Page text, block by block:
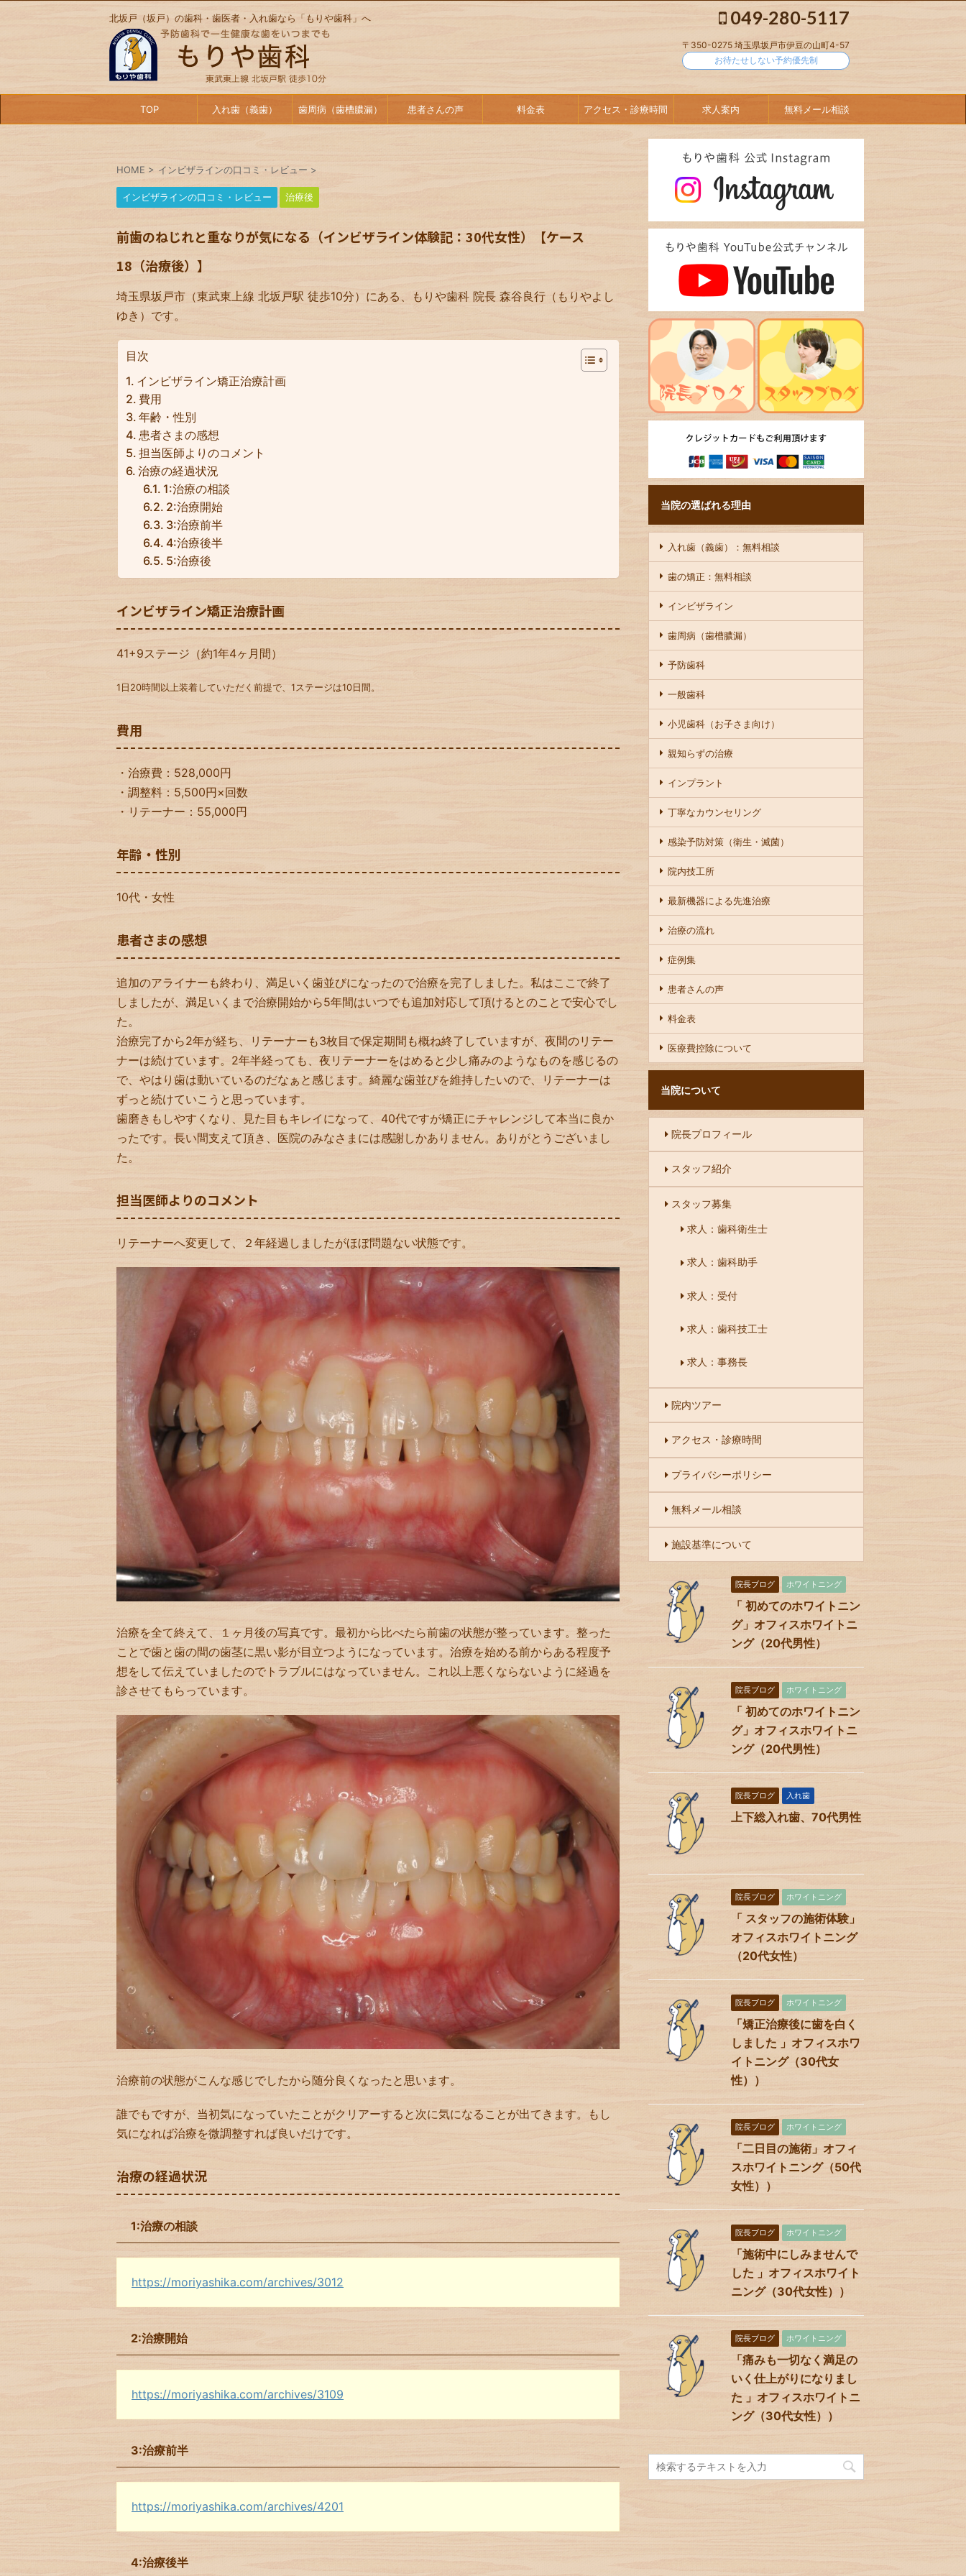
北坂戸（坂戸）の歯科・歯医者・入れ歯なら「もりや歯科」へ 049-280-5117
〒350-0275 埼玉県坂戸市伊豆の山町4-57
お待たせしない予約優先制
TOP 入れ歯（義歯） 歯周病（歯槽膿漏） 患者さんの声 料金表 アクセス・診療時間 求人案内 無料メール相談
HOME > インビザラインの口コミ・レビュー >
インビザラインの口コミ・レビュー 治療後
前歯のねじれと重なりが気になる（インビザライン体験記：30代女性）【ケース
18（治療後）】
埼玉県坂戸市（東武東上線 北坂戸駅 徒歩10分）にある、もりや歯科 院長 森谷良行（もりやよし
ゆき）です。
目次
インビザライン矯正治療計画
費用
年齢・性別
患者さまの感想
担当医師よりのコメント
治療の経過状況
1:治療の相談
2:治療開始
3:治療前半
4:治療後半
5:治療後
インビザライン矯正治療計画
41+9ステージ（約1年4ヶ月間）
1日20時間以上装着していただく前提で、1ステージは10日間。
費用
・治療費：528,000円
・調整料：5,500円×回数
・リテーナー：55,000円
年齢・性別
10代・女性
患者さまの感想
追加のアライナーも終わり、満足いく歯並びになったので治療を完了しました。私はここで終了
しましたが、満足いくまで治療開始から5年間はいつでも追加対応して頂けるとのことで安心でし
た。
治療完了から2年が経ち、リテーナーも3枚目で保定期間も概ね終了していますが、夜間のリテー
ナーは続けています。2年半経っても、夜リテーナーをはめると少し痛みのようなものを感じるの
で、やはり歯は動いているのだなぁと感じます。綺麗な歯並びを維持したいので、リテーナーは
ずっと続けていこうと思っています。
歯磨きもしやすくなり、見た目もキレイになって、40代ですが矯正にチャレンジして本当に良か
ったです。長い間支えて頂き、医院のみなさまには感謝しかありません。ありがとうございまし
た。
担当医師よりのコメント
リテーナーへ変更して、２年経過しましたがほぼ問題ない状態です。
治療を全て終えて、１ヶ月後の写真です。最初から比べたら前歯の状態が整っています。整った
ことで歯と歯の間の歯茎に黒い影が目立つようになっています。治療を始める前からある程度予
想をして伝えていましたのでトラブルにはなっていません。これ以上悪くならないように経過を
診させてもらっています。
治療前の状態がこんな感じでしたから随分良くなったと思います。
誰でもですが、当初気になっていたことがクリアーすると次に気になることが出てきます。もし
気になれば治療を微調整すれば良いだけです。
治療の経過状況
1:治療の相談
https://moriyashika.com/archives/3012
2:治療開始
https://moriyashika.com/archives/3109
3:治療前半
https://moriyashika.com/archives/4201
4:治療後半
当院の選ばれる理由
入れ歯（義歯）：無料相談
歯の矯正：無料相談
インビザライン
歯周病（歯槽膿漏）
予防歯科
一般歯科
小児歯科（お子さま向け）
親知らずの治療
インプラント
丁寧なカウンセリング
感染予防対策（衛生・滅菌）
院内技工所
最新機器による先進治療
治療の流れ
症例集
患者さんの声
料金表
医療費控除について
当院について
院長プロフィール
スタッフ紹介
スタッフ募集
求人：歯科衛生士
求人：歯科助手
求人：受付
求人：歯科技工士
求人：事務長
院内ツアー
アクセス・診療時間
プライバシーポリシー
無料メール相談
施設基準について
院長ブログ ホワイトニング
「 初めてのホワイトニン
グ」オフィスホワイトニ
ング（20代男性）
院長ブログ ホワイトニング
「 初めてのホワイトニン
グ」オフィスホワイトニ
ング（20代男性）
院長ブログ 入れ歯
上下総入れ歯、70代男性
院長ブログ ホワイトニング
「 スタッフの施術体験」
オフィスホワイトニング
（20代女性）
院長ブログ ホワイトニング
「矯正治療後に歯を白く
しました 」オフィスホワ
イトニング（30代女
性））
院長ブログ ホワイトニング
「二日目の施術」オフィ
スホワイトニング（50代
女性））
院長ブログ ホワイトニング
「施術中にしみませんで
した 」オフィスホワイト
ニング（30代女性））
院長ブログ ホワイトニング
「痛みも一切なく満足の
いく仕上がりになりまし
た 」オフィスホワイトニ
ング（30代女性））